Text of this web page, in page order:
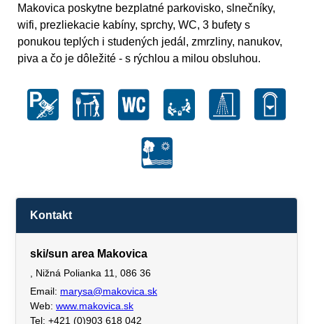
Makovica poskytne bezplatné parkovisko, slnečníky,
wifi, prezliekacie kabíny, sprchy, WC, 3 bufety s
ponukou teplých i studených jedál, zmrzliny, nanukov,
piva a čo je dôležité - s rýchlou a milou obsluhou.
Kontakt
ski/sun area Makovica
, Nižná Polianka 11, 086 36
Email: marysa@makovica.sk
Web: www.makovica.sk
Tel: +421 (0)903 618 042